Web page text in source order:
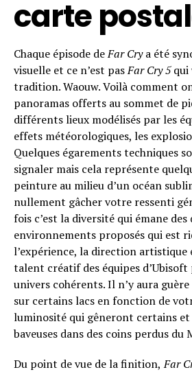
carte
Chaque épisode deFar Crya été
visuelle et ce n’est pasFar Cry 5qui
tradition. Waouw. Voilà comment
panoramas offerts au sommet de
différents lieux modélisés par les
effets météorologiques, les
Quelques égarements techniques
signaler mais cela représente
peinture au milieu d’un océan
nullement gâcher votre ressenti
fois c’est la diversité qui émane
environnements proposés qui est
l’expérience, la direction artistique
talent créatif des équipes
univers cohérents. Il n’y aura
sur certains lacs en fonction de
luminosité qui gêneront certains
baveuses dans des coins perdus du
Du point de vue de la finition, Far